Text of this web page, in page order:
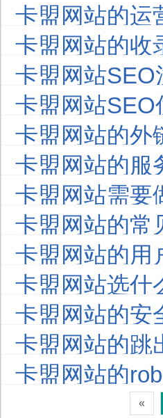
卡盟网站的运
卡盟网站的收
卡盟网站SEO
卡盟网站SEO
卡盟网站的外
卡盟网站的服
卡盟网站需要
卡盟网站的常
卡盟网站的用
卡盟网站选什
卡盟网站的安
卡盟网站的跳
卡盟网站的
«